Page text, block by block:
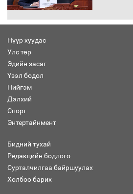
Нүүр хуудас
Улс төр
Эдийн засаг
Үзэл бодол
Нийгэм
Дэлхий
Спорт
Энтертайнмент
Бидний тухай
Редакцийн бодлого
Сурталчилгаа байршуулах
Холбоо барих